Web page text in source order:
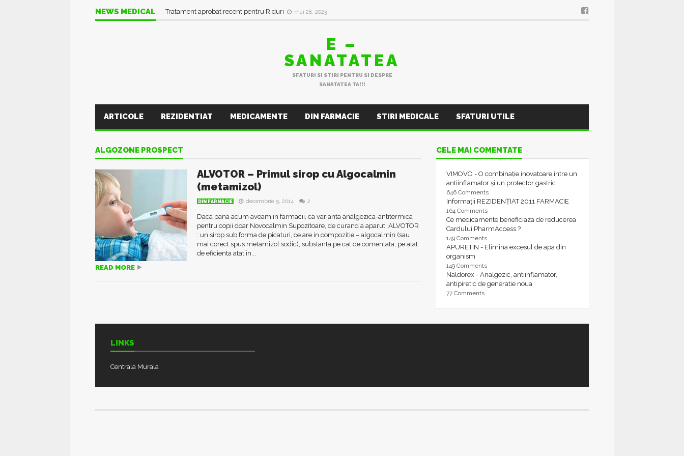
NEWS MEDICAL Tratament aprobat recent pentru Riduri mai 28, 2023
E –
SANATATEA
SFATURI SI STIRI PENTRU SI DESPRE
SANATATEA TA!!!
ARTICOLE REZIDENTIAT MEDICAMENTE DIN FARMACIE STIRI MEDICALE SFATURI UTILE
ALGOZONE PROSPECT
ALVOTOR – Primul sirop cu Algocalmin
(metamizol)
DIN FARMACIE decembrie 5, 2014 2
Daca pana acum aveam in farmacii, ca varianta analgezica-antitermica
pentru copii doar Novocalmin Supozitoare, de curand a aparut ALVOTOR
: un sirop sub forma de picaturi, ce are in compozitie – algocalmin (sau
mai corect spus metamizol sodic), substanta pe cat de comentata, pe atat
de eficienta atat in...
READ MORE
CELE MAI COMENTATE
VIMOVO - O combinație inovatoare între un
antiinflamator și un protector gastric
646 Comments
Informații REZIDENȚIAT 2011 FARMACIE
164 Comments
Ce medicamente beneficiaza de reducerea
Cardului PharmAccess ?
149 Comments
APURETIN - Elimina excesul de apa din
organism
149 Comments
Naldorex - Analgezic, antiinflamator,
antipiretic de generatie noua
77 Comments
LINKS
Centrala Murala